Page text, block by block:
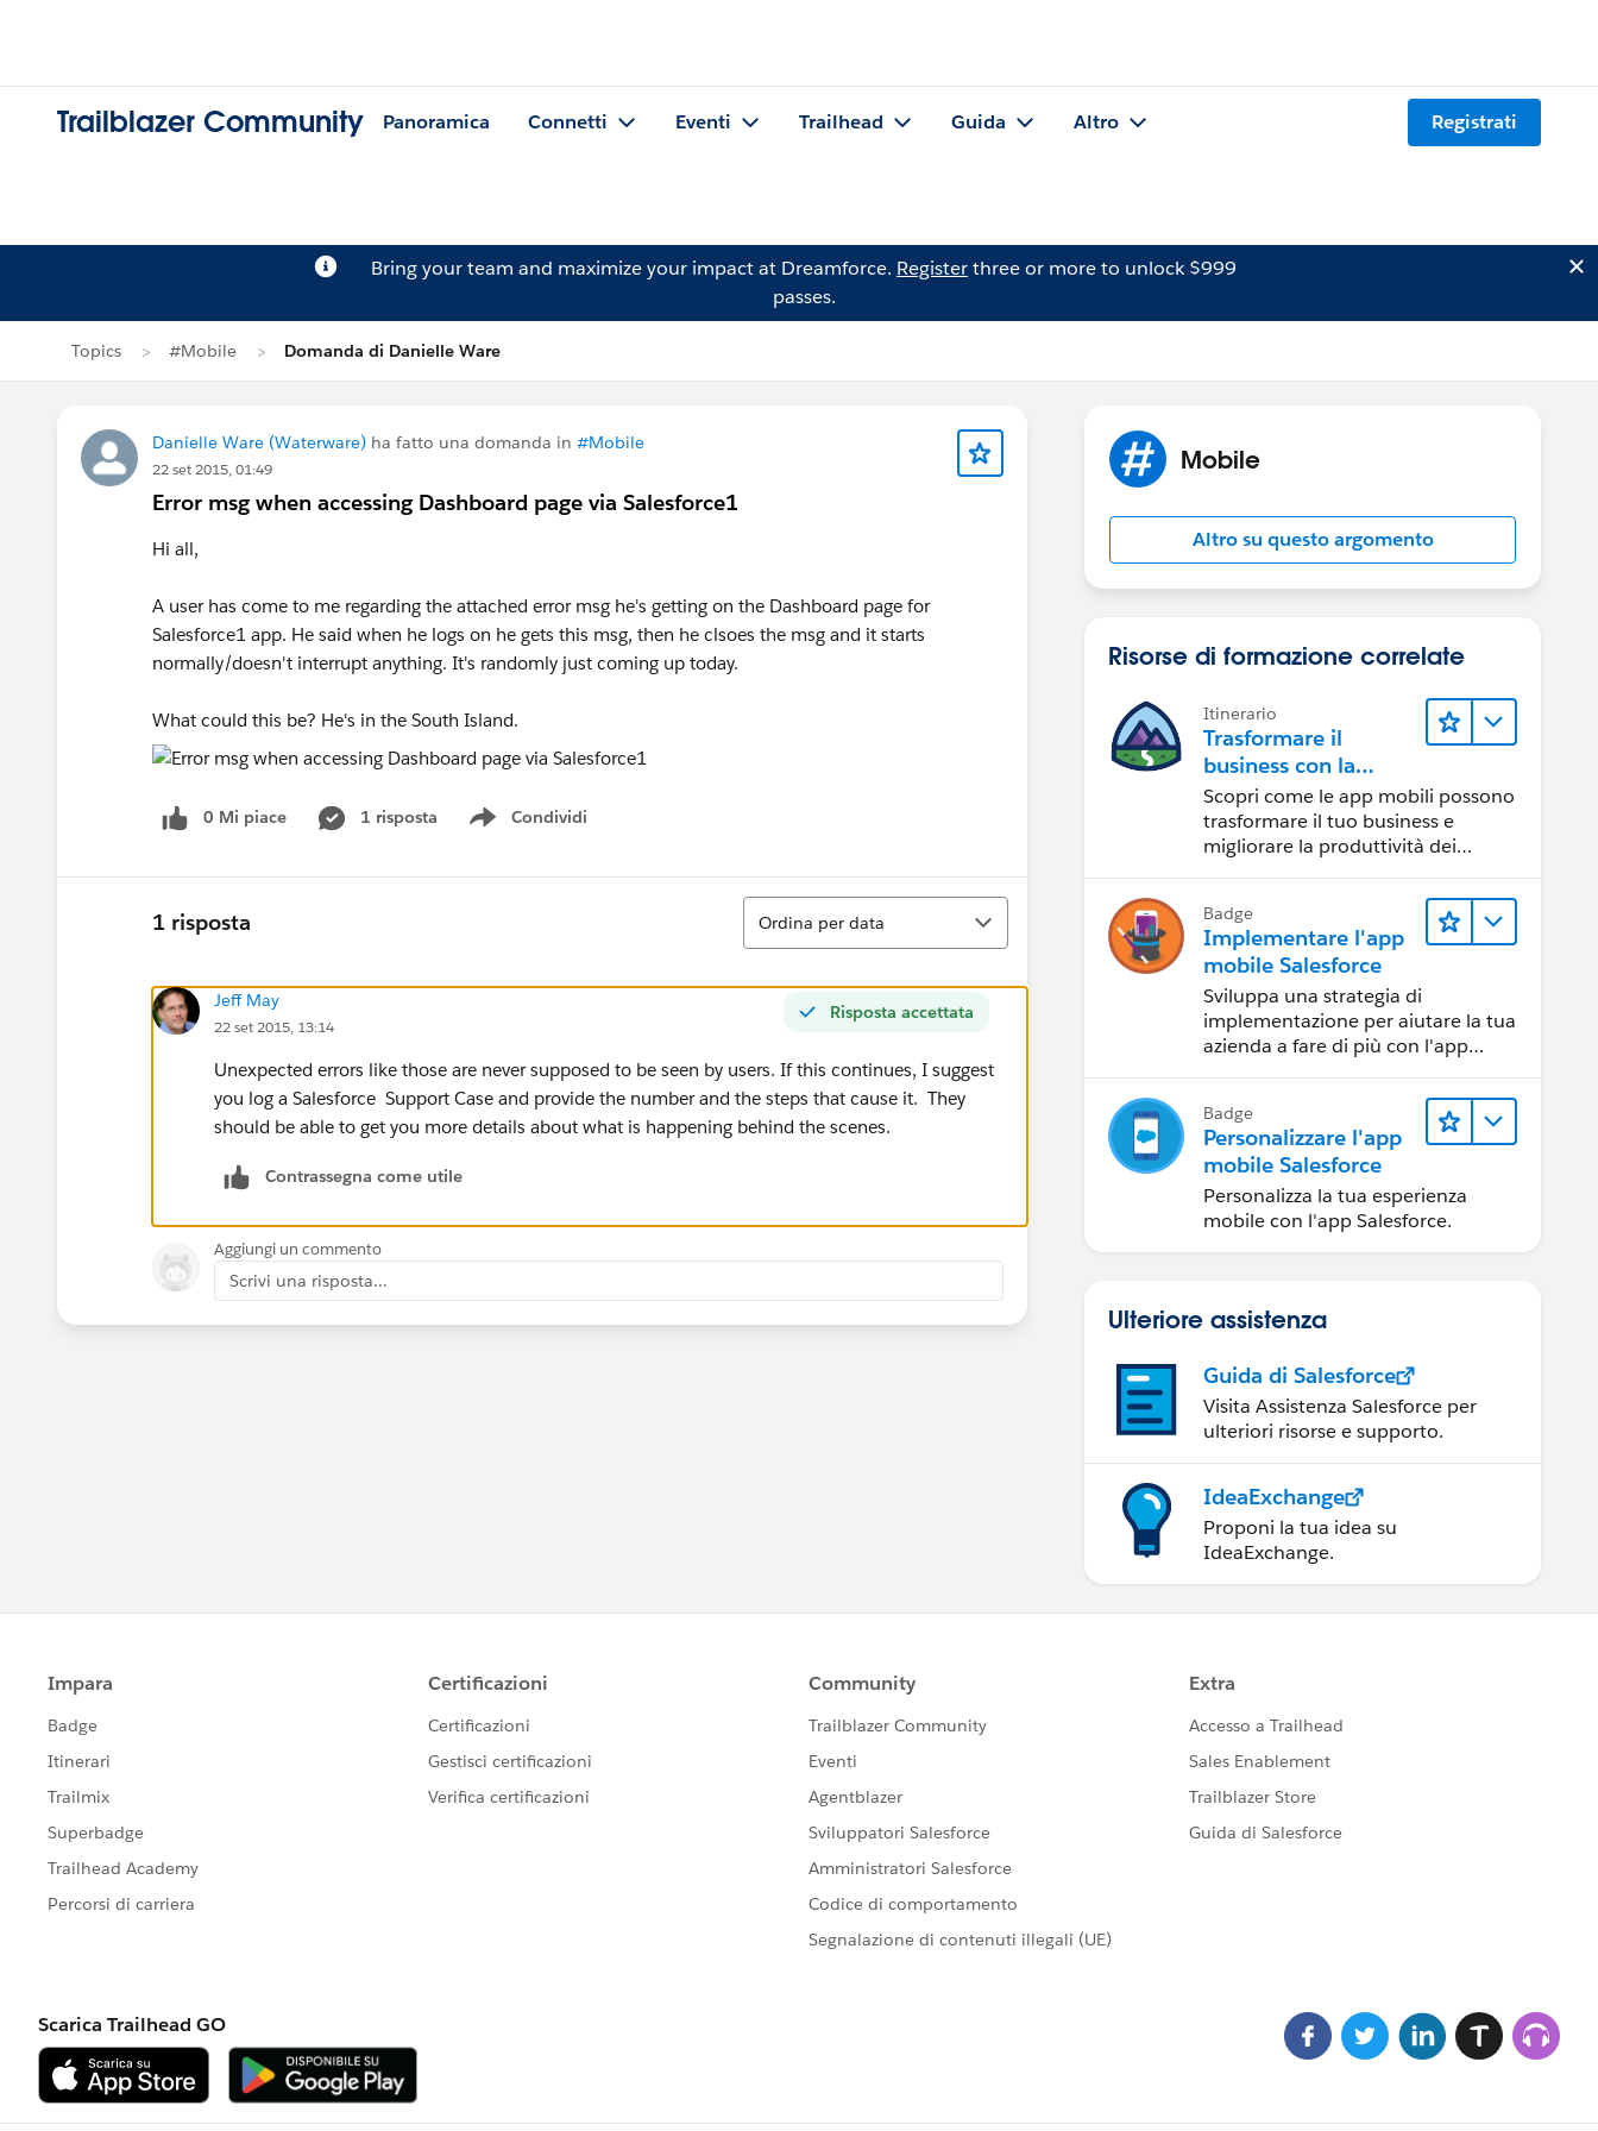
Trailblazer Community Panoramica Connetti Eventi Trailhead Guida Altro Registrati
Bring your team and maximize your impact at Dreamforce. Registerthree or more to unlock $999
passes.
Topics #Mobile Domanda di Danielle Ware
Danielle Ware (Waterware) ha fatto una domanda in #Mobile
22 set 2015, 01:49
Error msg when accessing Dashboard page via Salesforce1
Hi all,
A user has come to me regarding the attached error msg he's getting on the Dashboard page for
Salesforce1 app. He said when he logs on he gets this msg, then he clsoes the msg and it starts
normally/doesn't interrupt anything. It's randomly just coming up today.
What could this be? He's in the South Island.
0 Mi piace 1 risposta Condividi
Show menu
1 risposta
Ordina
Ordina per data
Risposta accettata
Jeff May
22 set 2015, 13:14
Unexpected errors like those are never supposed to be seen by users. If this continues, I suggest
you log a Salesforce Support Case and provide the number and the steps that cause it. They
should be able to get you more details about what is happening behind the scenes.
Contrassegna come utile
Aggiungi un commento
Scrivi una risposta...
Mobile
Altro su questo argomento
Risorse di formazione correlate
Itinerario
Trasformare il
business con la
tecnologia mobile
Scopri come le app mobili possono
trasformare il tuo business e
migliorare la produttività dei
Badge
Implementare l'app
mobile Salesforce
Sviluppa una strategia di
implementazione per aiutare la tua
azienda a fare di più con l'app
Badge
Personalizzare l'app
mobile Salesforce
Personalizza la tua esperienza
mobile con l'app Salesforce.
Ulteriore assistenza
Guida di Salesforce
Visita Assistenza Salesforce per
ulteriori risorse e supporto.
IdeaExchange
Proponi la tua idea su
IdeaExchange.